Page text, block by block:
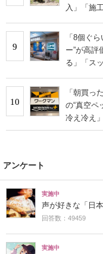
入」「施
9
「8個ぐ
ー”が高
る」「ス
10
「朝買っ
の“真空ペ
冷え冷え
アンケート
実施中
声が好きな「日
回答数：49459
実施中